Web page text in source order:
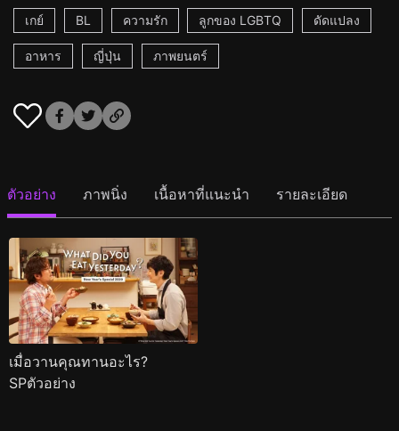
เกย์
BL ความรัก ลูกของ LGBTQ ดัดแปลง
อาหาร ญี่ปุ่น ภาพยนตร์
ตัวอย่าง ภาพนิ่ง เนื้อหาที่แนะนำ รายละเอียด
เมื่อวานคุณทานอะไร?
SPตัวอย่าง